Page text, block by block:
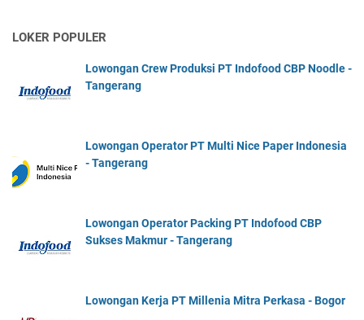
LOKER POPULER
Lowongan Crew Produksi PT Indofood CBP Noodle -
Tangerang
Lowongan Operator PT Multi Nice Paper Indonesia
- Tangerang
Lowongan Operator Packing PT Indofood CBP
Sukses Makmur - Tangerang
Lowongan Kerja PT Millenia Mitra Perkasa - Bogor